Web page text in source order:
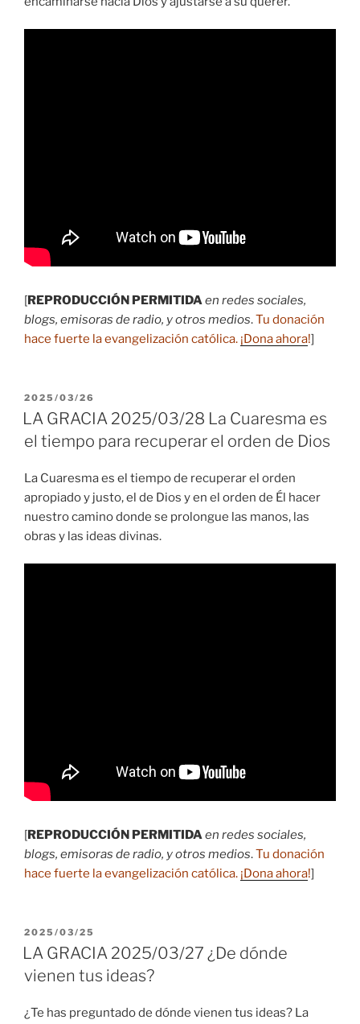
[REPRODUCCIÓN PERMITIDA en redes sociales,
blogs, emisoras de radio, y otros medios.Tu donación
hace fuerte la evangelización católica. ¡Dona ahora!]
PUBLICADO
EL
2025/03/26
LA GRACIA 2025/03/28 La Cuaresma es
el tiempo para recuperar el orden de Dios
La Cuaresma es el tiempo de recuperar el orden
apropiado y justo, el de Dios y en el orden de Él hacer
nuestro camino donde se prolongue las manos, las
obras y las ideas divinas.
[REPRODUCCIÓN PERMITIDAen redes sociales,
blogs, emisoras de radio, y otros medios.Tu donación
hace fuerte la evangelización católica. ¡Dona ahora!]
PUBLICADO
EL
2025/03/25
LA GRACIA 2025/03/27 ¿De dónde
vienen tus ideas?
¿Te has preguntado de dónde vienen tus ideas? La